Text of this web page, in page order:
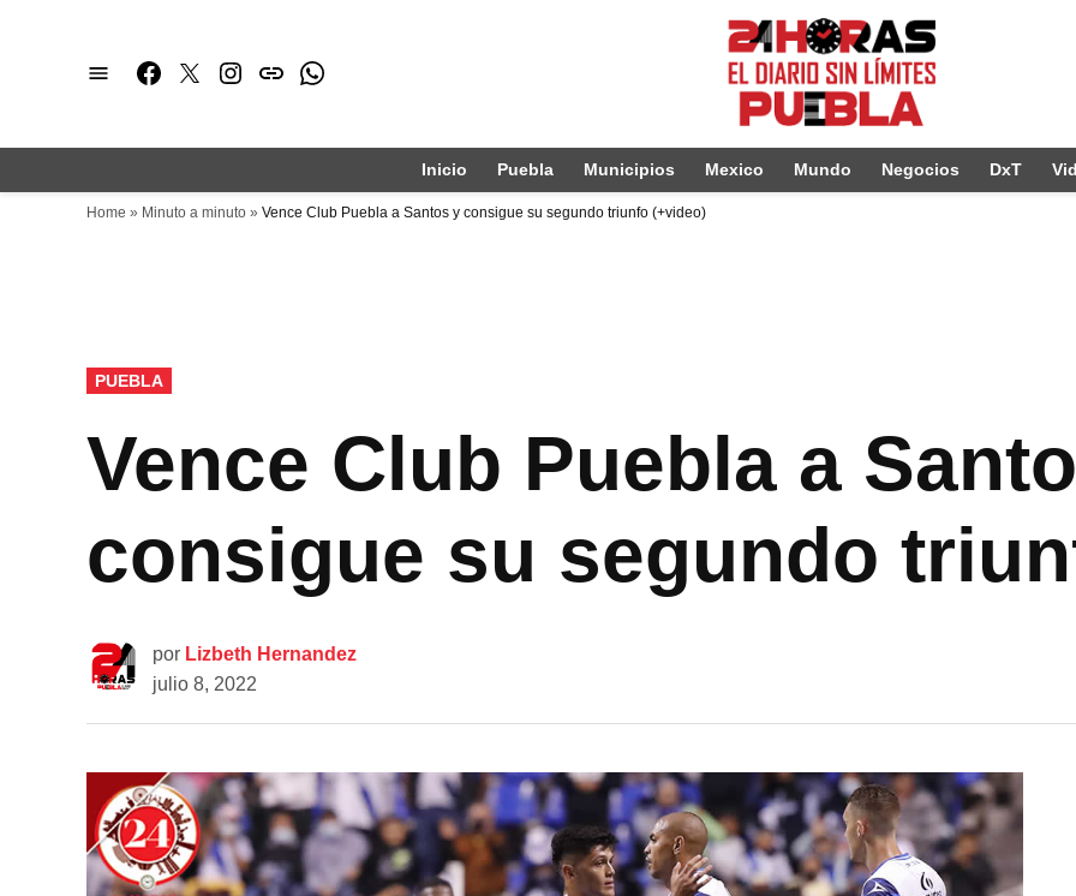
Facebook
TwitterInstagram
issuuWhatsapp
Inicio Puebla Municipios Mexico Mundo Negocios DxT
Home » Minuto a minuto » Vence Club Puebla a Santos y consigue su segundo triunfo (+video)
PUBLICADO
EN
PUEBLA
Vence Club Puebla a
consigue su segundo
por Lizbeth Hernandez
julio 8, 2022